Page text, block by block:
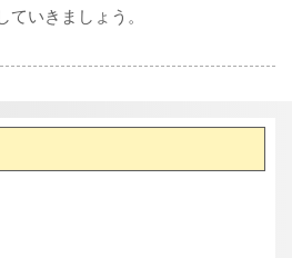
ていきましょう。